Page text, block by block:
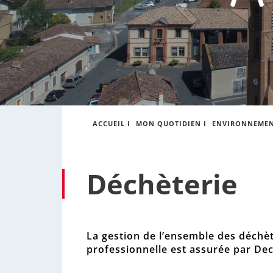
s
o
n
e
ACCUEIL I MON QUOTIDIEN I
Déchèterie
La gestion de l’ensemble des
professionnelle est assurée par